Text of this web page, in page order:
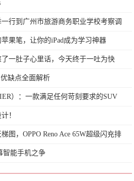
行到广州市旅游商务职业学校考察调
果笔，让你的iPad成为学习神器
一肚子心里话，今天终于一吐为快
缺点全面解析
）：一款满足任何苛刻要求的SUV
！
图，OPPO Reno Ace 65W超级闪充排
智能手机之争